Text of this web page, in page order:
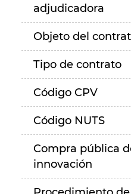
adjudicadora
Objeto del
Tipo de contrato
Código CPV
Código NUTS
Compra pública
innovación